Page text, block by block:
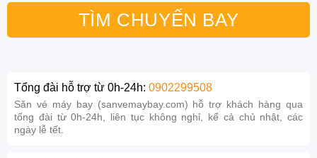
Tổng đài hỗ trợ từ 0h-24h: 0902299508
Săn vé máy bay (sanvemaybay.com) hỗ trợ khách hàng qua
tổng đài từ 0h-24h, liên tục không nghỉ, kể cả chủ nhật, các
ngày lễ tết.